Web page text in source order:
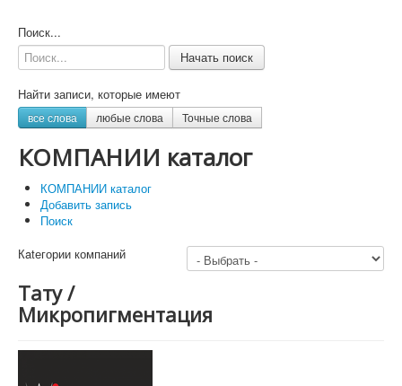
Поиск...
Начать поиск
Найти записи, которые имеют
все слова любые слова Точные слова
КОМПАНИИ каталог
КОМПАНИИ каталог
Добавить запись
Поиск
Кatегории компаний
Тату /
Микропигментация